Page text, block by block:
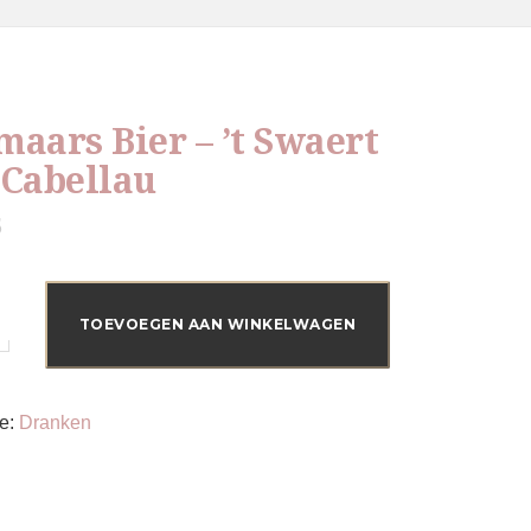
Bier – ’t Swaert
TOEVOEGEN AAN WINKELWAGEN
Dranken